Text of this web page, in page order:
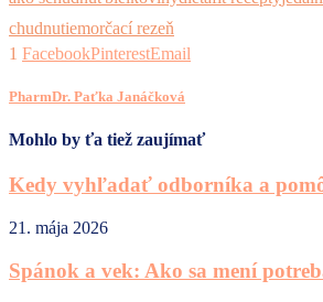
chudnutiemorčací rezeň
1 FacebookPinterestEmail
PharmDr. Paťka Janáčková
Mohlo by ťa tiež zaujímať
Kedy vyhľadať odborníka a
21. mája 2026
Spánok a vek: Ako sa mení